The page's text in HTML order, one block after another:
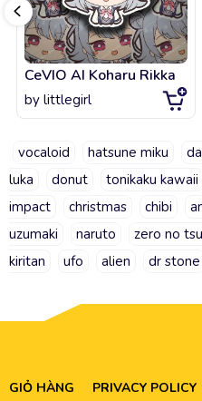
CeVIO AI Koharu Rikka
by littlegirl
vocaloid hatsune miku
luka
donut tonikaku kawaii
impact
christmas chibi
uzumaki
naruto zero no
kiritan
ufo alien dr stone
GIỎ HÀNG PRIVACY POLICY